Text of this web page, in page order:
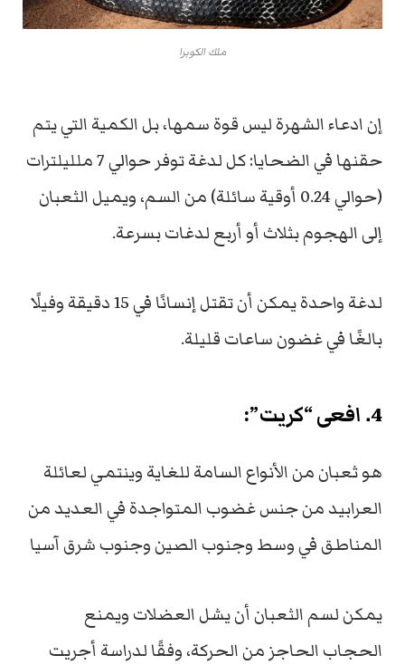
ملك الكوبرا
إن ادعاء الشهرة ليس قوة سمها، بل الكمية التي يتم
حقنها في الضحايا: كل لدغة توفر حوالي 7 ملليلترات
(حوالي 0.24 أوقية سائلة) من السم، ويميل الثعبان
إلى الهجوم بثلاث أو أربع لدغات بسرعة.
لدغة واحدة يمكن أن تقتل إنسانًا في 15 دقيقة وفيلًا
بالغًا في غضون ساعات قليلة.
4. افعى “كريت”:
هو ثعبان من الأنواع السامة للغاية وينتمي لعائلة
العرابيد من جنس غضوب المتواجدة في العديد من
المناطق في وسط وجنوب الصين وجنوب شرق آسيا
يمكن لسم الثعبان أن يشل العضلات ويمنع
الحجاب الحاجز من الحركة، وفقًا لدراسة أجريت